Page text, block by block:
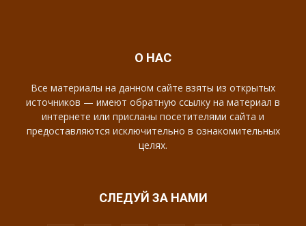
О НАС
Все материалы на данном сайте взяты из открытых
источников — имеют обратную ссылку на материал в
интернете или присланы посетителями сайта и
предоставляются исключительно в ознакомительных
целях.
СЛЕДУЙ ЗА НАМИ